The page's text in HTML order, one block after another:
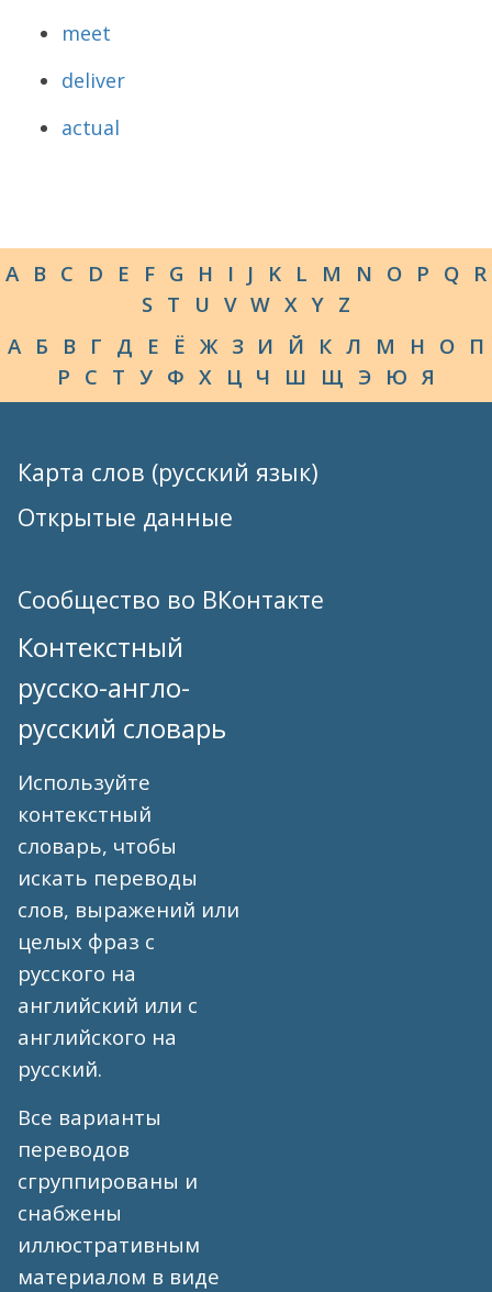
meet
deliver
actual
A B C D E F G H I J K L M N O P Q R
S T U V W X Y Z
А Б В Г Д Е Ё Ж З И Й К Л М Н О П
Р С Т У Ф Х Ц Ч Ш Щ Э Ю Я
Карта слов (русский язык)
Открытые данные
Сообщество во ВКонтакте
Контекстный
русско-англо-
русский словарь
Используйте
контекстный
словарь, чтобы
искать переводы
слов, выражений или
целых фраз с
русского на
английский или с
английского на
русский.
Все варианты
переводов
сгруппированы и
снабжены
иллюстративным
материалом в виде